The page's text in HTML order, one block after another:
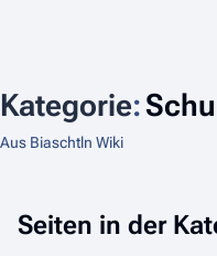
Kategorie:
Aus Biaschtln Wiki
Seiten in der